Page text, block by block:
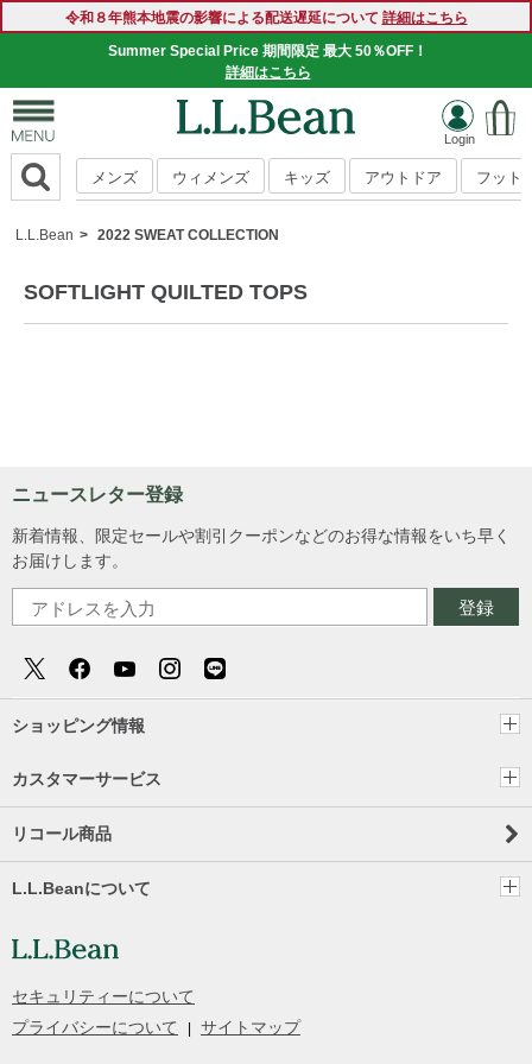
令和８年熊本地震の影響による配送遅延について 詳細はこちら
Summer Special Price 期間限定 最大 50％OFF！
詳細はこちら
メンズ ウィメンズ キッズ アウトドア フット
L.L.Bean 2022 SWEAT COLLECTION
SOFTLIGHT QUILTED TOPS
ニュースレター登録
新着情報、限定セールや割引クーポンなどのお得な情報をいち早く
お届けします。
登録
ショッピング情報
カスタマーサービス
リコール商品
L.L.Beanについて
セキュリティーについて
プライバシーについて
サイトマップ